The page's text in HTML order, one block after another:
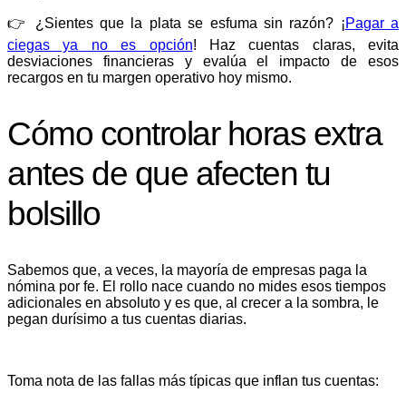
👉 ¿Sientes que la plata se esfuma sin razón? ¡Pagar a
ciegas ya no es opción! Haz cuentas claras, evita
desviaciones financieras y evalúa el impacto de esos
recargos en tu margen operativo hoy mismo.
Cómo controlar horas extra
antes de que afecten tu
bolsillo
Sabemos que, a veces, la mayoría de empresas paga la
nómina por fe. El rollo nace cuando no mides esos tiempos
adicionales en absoluto y es que, al crecer a la sombra, le
pegan durísimo a tus cuentas diarias.
Toma nota de las fallas más típicas que inflan tus cuentas: